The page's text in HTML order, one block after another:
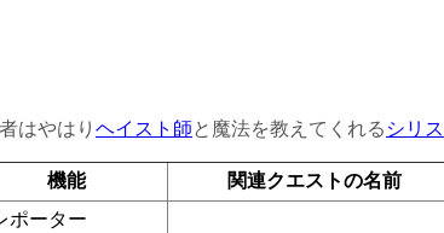
はやはり ヘイスト師と魔法を教えてくれる シリス
機能 関連クエストの名前
ポーター